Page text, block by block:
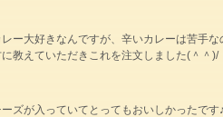
ー大好きなんですが、辛いカレーは苦手
に教えていただきこれを注文しました(＾＾)/
ズが入っていてとってもおいしかったです